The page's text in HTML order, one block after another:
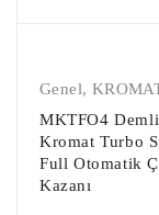
Genel,
MKTFO4
Kromat Turbo
Full Otomatik
Kazanı